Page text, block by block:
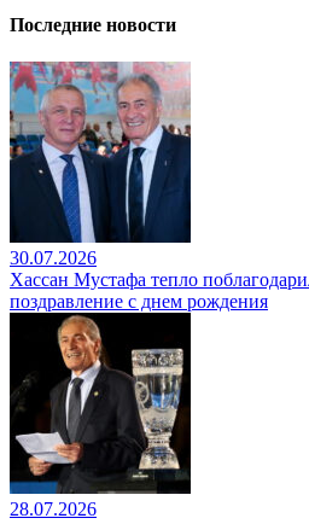
Последние новости
30.07.2026
Хассан Мустафа тепло
поздравление с днем рождения
28.07.2026